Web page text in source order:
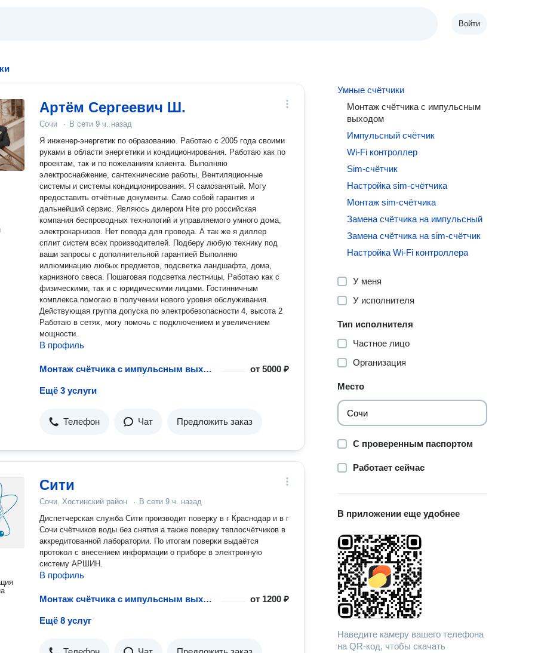
Войти
Артём Сергеевич Ш.
Сочи · В сети 9 ч. назад
Я инженер-энергетик по образованию. Работаю с 2005 года своими
руками в области энергетики и кондиционирования. Работаю как по
проектам, так и по пожеланиям клиента. Выполняю
электроснабжение, сантехнические работы, Вентиляционные
системы и системы кондиционирования. Я самозанятый. Могу
предоставить отчётные документы. Само собой гарантия и
дальнейший сервис. Являюсь дилером Hite pro российская
компания беспроводных технологий и управляемого умного дома,
электрокарнизов. Нет повода для провода. А так же я диллер
сплит систем всех производителей. Подберу любую технику под
ваши запросы с дополнительной гарантией Выполняю
иллюминацию любых предметов, подсветка ландшафта, дома,
карнизного свеса. Пошаговая подсветка лестницы. Работаю как с
физическими, так и с юридическими лицами. Гостинничным
комплекса помогаю в получении нового уровня обслуживания.
Действующая группа допуска по электробезопасности 4, высота 2
Работаю в сетях, могу помочь с подключением и увеличением
мощности.
В профиль
Монтаж счётчика с импульсным выходом от5000 ₽
Ещё 3 услуги
Телефон Чат Предложить заказ
Сити
Сочи, Хостинский район · В сети 9 ч. назад
Диспетчерская служба Сити производит поверку в г Краснодар и в г
Сочи счётчиков воды без снятия а также поверку теплосчётчиков в
аккредитованной лаборатории. По итогам поверки выдаётся
протокол с внесением информации о приборе в электронную
систему АРШИН.
В профиль
Монтаж счётчика с импульсным выходом от 1200 ₽
Ещё 8 услуг
Умные счётчики
Монтаж счётчика с импульсным
выходом
Импульсный счётчик
Wi-Fi контроллер
Sim-счётчик
Настройка sim-счётчика
Монтаж sim-счётчика
Замена счётчика на импульсный
Замена счётчика на sim-счётчик
Настройка Wi-Fi контроллера
У меня
У исполнителя
Тип исполнителя
Частное лицо
Организация
Место
С проверенным паспортом
Работает сейчас
В приложении еще удобнее
Наведите камеру вашего телефона
на QR-код, чтобы скачать